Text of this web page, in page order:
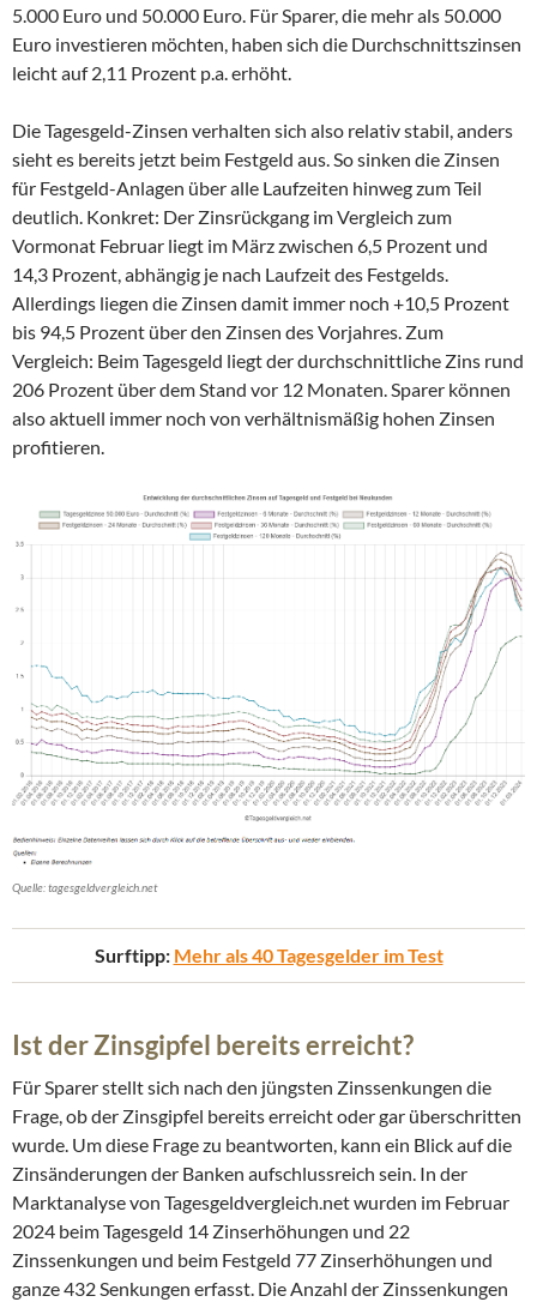
5.000 Euro und 50.000 Euro. Für Sparer, die mehr als 50.000
Euro investieren möchten, haben sich die Durchschnittszinsen
leicht auf 2,11 Prozent p.a. erhöht.
Die Tagesgeld-Zinsen verhalten sich also relativ stabil, anders
sieht es bereits jetzt beim Festgeld aus. So sinken die Zinsen
für Festgeld-Anlagen über alle Laufzeiten hinweg zum Teil
deutlich. Konkret: Der Zinsrückgang im Vergleich zum
Vormonat Februar liegt im März zwischen 6,5 Prozent und
14,3 Prozent, abhängig je nach Laufzeit des Festgelds.
Allerdings liegen die Zinsen damit immer noch +10,5 Prozent
bis 94,5 Prozent über den Zinsen des Vorjahres. Zum
Vergleich: Beim Tagesgeld liegt der durchschnittliche Zins rund
206 Prozent über dem Stand vor 12 Monaten. Sparer können
also aktuell immer noch von verhältnismäßig hohen Zinsen
profitieren.
Quelle: tagesgeldvergleich.net
Surftipp: Mehr als 40 Tagesgelder im Test
Ist der Zinsgipfel bereits erreicht?
Für Sparer stellt sich nach den jüngsten Zinssenkungen die
Frage, ob der Zinsgipfel bereits erreicht oder gar überschritten
wurde. Um diese Frage zu beantworten, kann ein Blick auf die
Zinsänderungen der Banken aufschlussreich sein. In der
Marktanalyse von Tagesgeldvergleich.net wurden im Februar
2024 beim Tagesgeld 14 Zinserhöhungen und 22
Zinssenkungen und beim Festgeld 77 Zinserhöhungen und
ganze 432 Senkungen erfasst. Die Anzahl der Zinssenkungen